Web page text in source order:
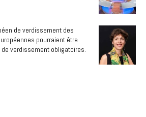
de verdissement des
pourraient être
verdissement obligatoires.